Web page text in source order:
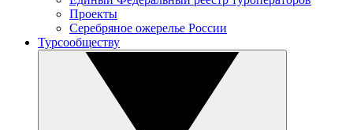
Проекты
Серебряное ожерелье России
Турсообществу